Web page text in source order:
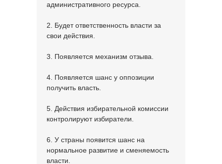
административного ресурса.
2. Будет ответственность власти за
свои действия.
3. Появляется механизм отзыва.
4. Появляется шанс у оппозиции
получить власть.
5. Действия избирательной комиссии
контролируют избиратели.
6. У страны появится шанс на
нормальное развитие и сменяемость
власти.